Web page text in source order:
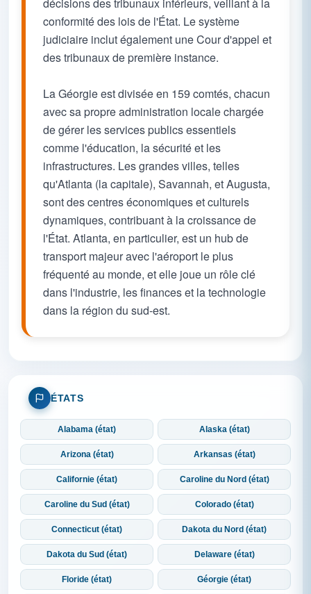
décisions des tribunaux inférieurs, veillant à la
conformité des lois de l'État. Le système
judiciaire inclut également une Cour d'appel et
des tribunaux de première instance.
La Géorgie est divisée en 159 comtés, chacun
avec sa propre administration locale chargée
de gérer les services publics essentiels
comme l'éducation, la sécurité et les
infrastructures. Les grandes villes, telles
qu'Atlanta (la capitale), Savannah, et Augusta,
sont des centres économiques et culturels
dynamiques, contribuant à la croissance de
l'État. Atlanta, en particulier, est un hub de
transport majeur avec l'aéroport le plus
fréquenté au monde, et elle joue un rôle clé
dans l'industrie, les finances et la technologie
dans la région du sud-est.
ÉTATS
Alabama (état) Alaska (état)
Arizona (état) Arkansas (état)
Californie (état) Caroline du Nord (état)
Caroline du Sud (état) Colorado (état)
Connecticut (état) Dakota du Nord (état)
Dakota du Sud (état) Delaware (état)
Floride (état) Géorgie (état)